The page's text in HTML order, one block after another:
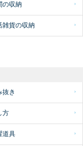
の収納
雑貨の収納
抜き
方
道具